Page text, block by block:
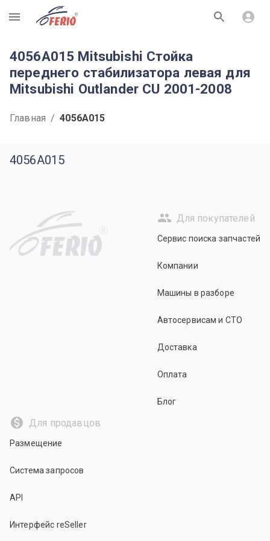
R
4056A015 Mitsubishi Стойка
переднего стабилизатора левая для
Mitsubishi Outlander CU 2001-2008
Главная / 4056A015
4056A015
R
Для покупателей
Сервис поиска запчастей
Компании
Машины в разборе
Автосервисам и СТО
Доставка
Оплата
Блог
Для продавцов
Размещение
Система запросов
API
Интерфейс reSeller